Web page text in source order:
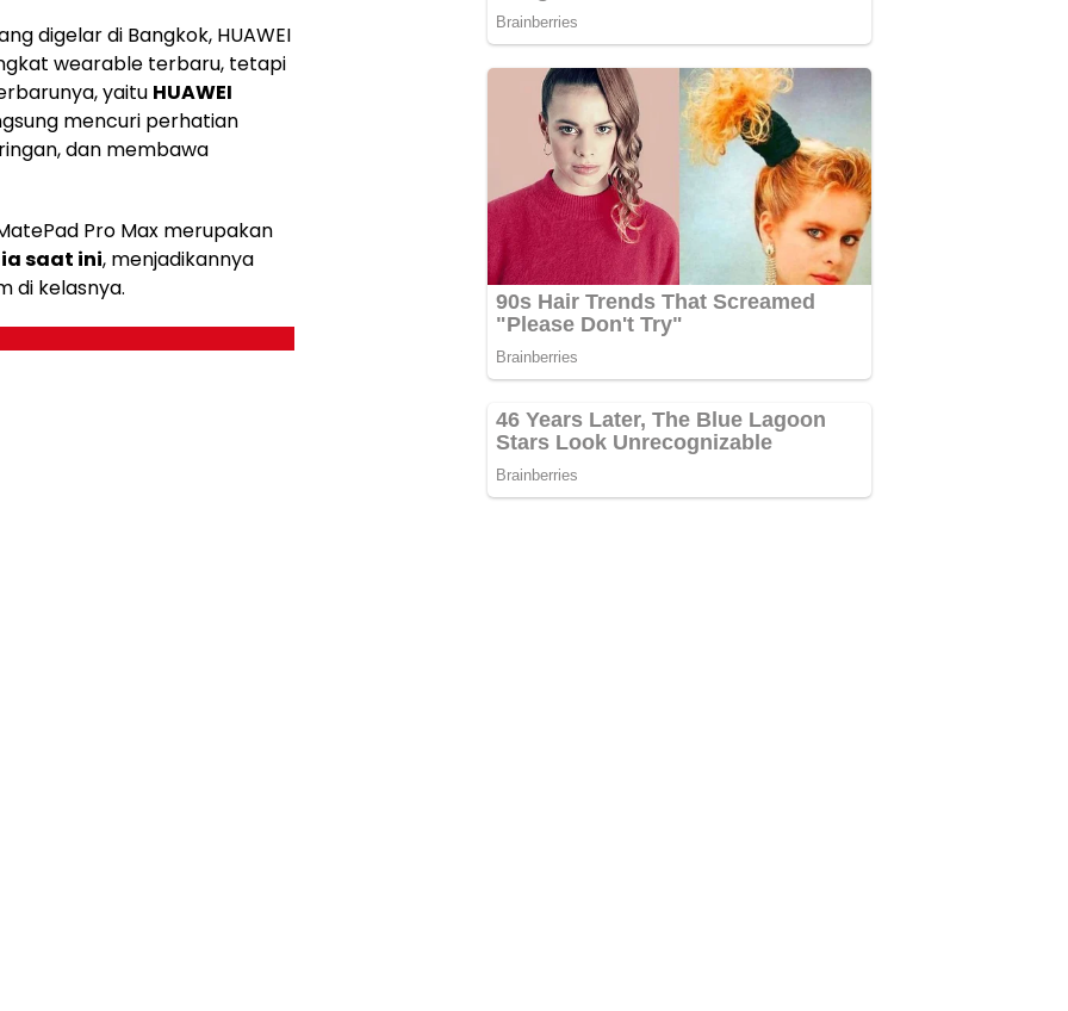
digelar di Bangkok, HUAWEI
wearable terbaru, tetapi
yaitu HUAWEI
mencuri perhatian
dan membawa
Pro Max merupakan
saat ini, menjadikannya
di kelasnya.